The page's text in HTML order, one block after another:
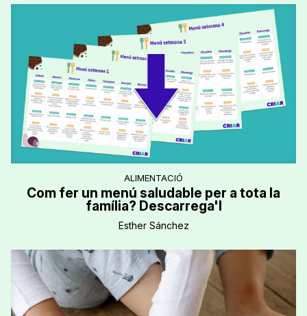
ALIMENTACIÓ
Com fer un menú saludable per a tota la
família? Descarrega'l
Esther Sánchez